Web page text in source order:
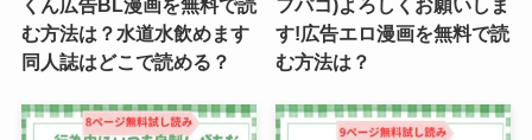
くん広告BL漫画を無料で読
む方法は？水道水飲めます
同人誌はどこで読める？
フパコ)よろしくお願いしま
す!広告エロ漫画を無料で読
む方法は？